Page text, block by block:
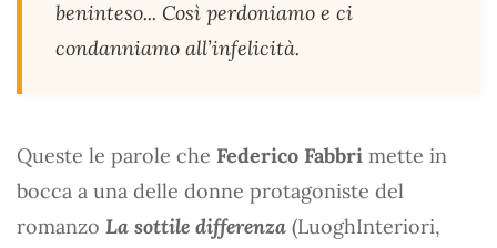
beninteso... Così perdoniamo e ci
condanniamo all’infelicità.
Queste le parole che Federico Fabbri mette in
bocca a una delle donne protagoniste del
romanzo La sottile differenza (LuoghInteriori,